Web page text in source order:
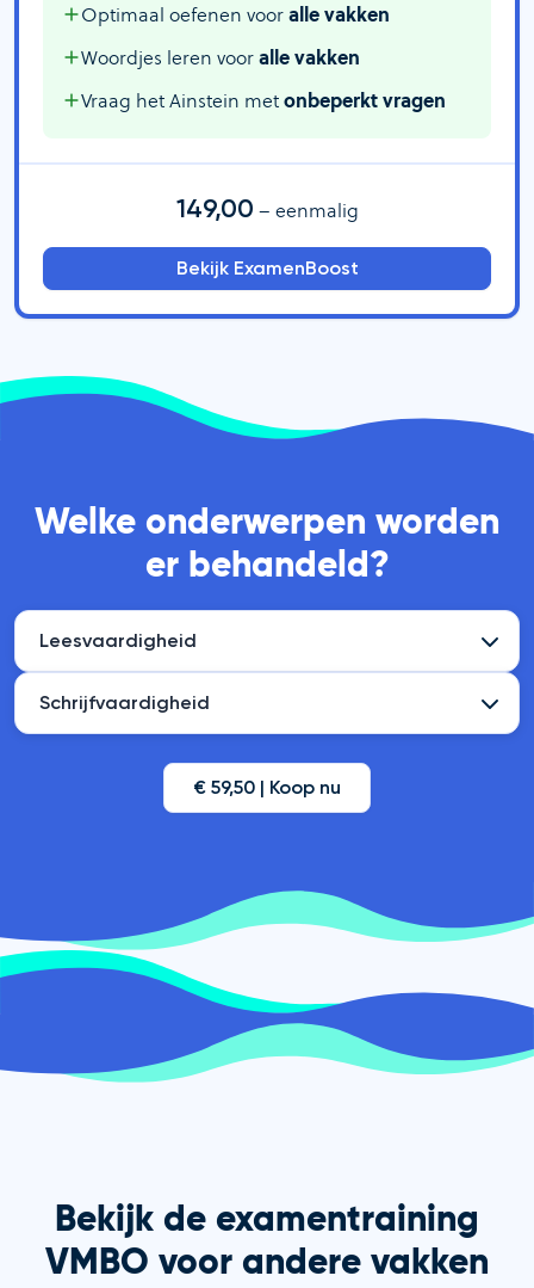
Optimaal oefenen vooralle vakken
Woordjes leren vooralle vakken
Vraag het Ainstein metonbeperkt vragen
149,00 – eenmalig
Bekijk ExamenBoost
Welke onderwerpen worden
er behandeld?
Leesvaardigheid
Schrijfvaardigheid
€ 59,50 | Koop nu
Bekijk de examentraining
VMBO voor andere vakken